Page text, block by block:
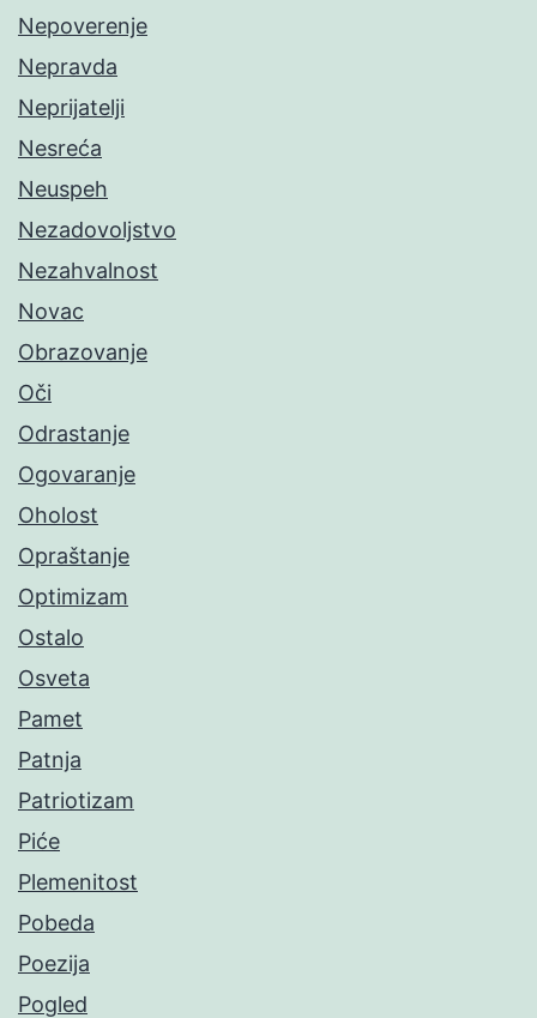
Nepoverenje
Nepravda
Neprijatelji
Nesreća
Neuspeh
Nezadovoljstvo
Nezahvalnost
Novac
Obrazovanje
Oči
Odrastanje
Ogovaranje
Oholost
Opraštanje
Optimizam
Ostalo
Osveta
Pamet
Patnja
Patriotizam
Piće
Plemenitost
Pobeda
Poezija
Pogled